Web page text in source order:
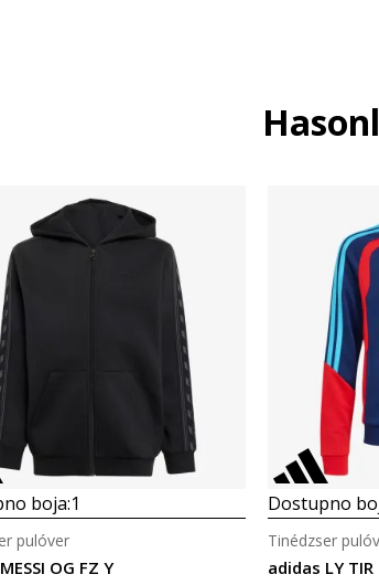
boja:1
OG FZ Y
pulóver
Dostupno
adidas LY TIR
Tinédzser